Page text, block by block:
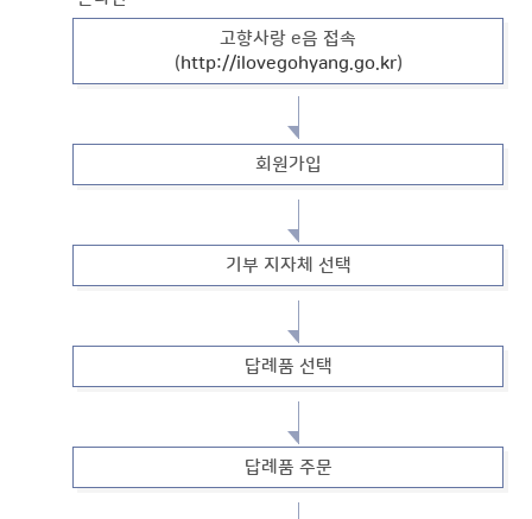
고향사랑 e음 접속
(http://ilovegohyang.go.kr)
회원가입
기부 지자체 선택
답례품 선택
답례품 주문